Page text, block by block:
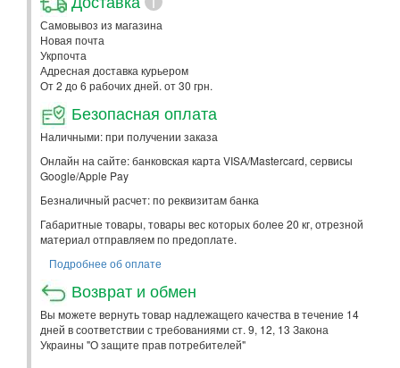
Самовывоз из магазина
Новая почта
Укрпочта
Адресная доставка курьером
От 2 до 6 рабочих дней. от 30 грн.
Безопасная оплата
Наличными: при получении заказа
Онлайн на сайте: банковская карта VISA/Mastercard, сервисы
Google/Apple Pay
Безналичный расчет: по реквизитам банка
Габаритные товары, товары вес которых более 20 кг, отрезной
материал отправляем по предоплате.
Подробнее об оплате
Возврат и обмен
Вы можете вернуть товар надлежащего качества в течение 14
дней в соответствии с требованиями ст. 9, 12, 13 Закона
Украины "О защите прав потребителей"